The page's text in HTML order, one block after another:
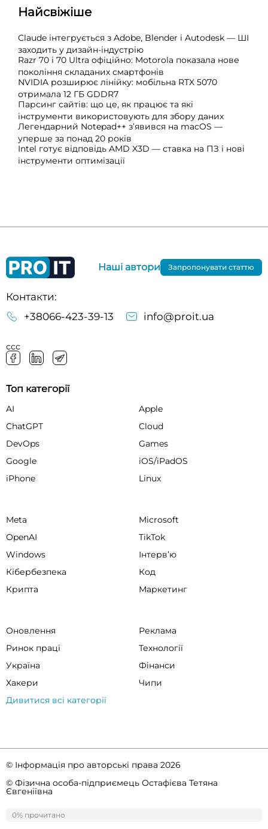
Найсвіжіше
Claude інтегрується з Adobe, Blender і Autodesk — ШІ
заходить у дизайн-індустрію
Razr 70 і 70 Ultra офіційно: Motorola показала нове
покоління складаних смартфонів
NVIDIA розширює лінійку: мобільна RTX 5070
отримала 12 ГБ GDDR7
Парсинг сайтів: що це, як працює та які
інструменти використовують для збору даних
Легендарний Notepad++ з’явився на macOS —
уперше за понад 20 років
Intel готує відповідь AMD X3D — ставка на ПЗ і нові
інструменти оптимізації
0% прочитано
0%
Контакти:
+38066-423-39-13
info@proit.ua
ссс
Наші автори Запропонувати статтю
Топ категорії
AI
Apple
ChatGPT
Cloud
DevOps
Games
Google
iOS/iPadOS
iPhone
Linux
Meta
Microsoft
OpenAI
TikTok
Windows
Інтервʼю
Кібербезпека
Код
Крипта
Маркетинг
Оновлення
Реклама
Ринок праці
Технології
Україна
Фінанси
Хакери
Чипи
Дивитися всі категорії
© Інформація про авторські права 2026
© Фізична особа-підприємець Остафієва Тетяна
Євгеніївна
Правила спільноти